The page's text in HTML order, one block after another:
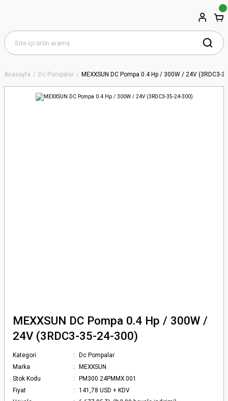
Anasayfa Dc Pompalar MEXXSUN DC Pompa 0.4 Hp / 300W / 24V (3RDC3-
MEXXSUN DC Pompa 0.4 Hp / 300W /
24V (3RDC3-35-24-300)
Kategori
Dc Pompalar
Marka
MEXXSUN
Stok Kodu
PM300.24PMMX.001
Fiyat
141,78 USD + KDV